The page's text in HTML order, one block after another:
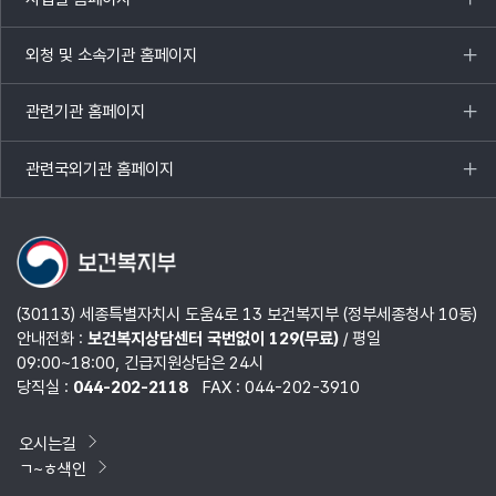
목록
열기
외청 및 소속기관 홈페이지
목록
열기
관련기관 홈페이지
목록
열기
관련국외기관 홈페이지
목록
열기
(30113) 세종특별자치시 도움4로 13 보건복지부 (정부세종청사 10동)
안내전화 : 보건복지상담센터 국번없이 129(무료)/ 평일
09:00~18:00, 긴급지원상담은 24시
당직실 : 044-202-2118 FAX : 044-202-3910
오시는길
ㄱ~ㅎ색인